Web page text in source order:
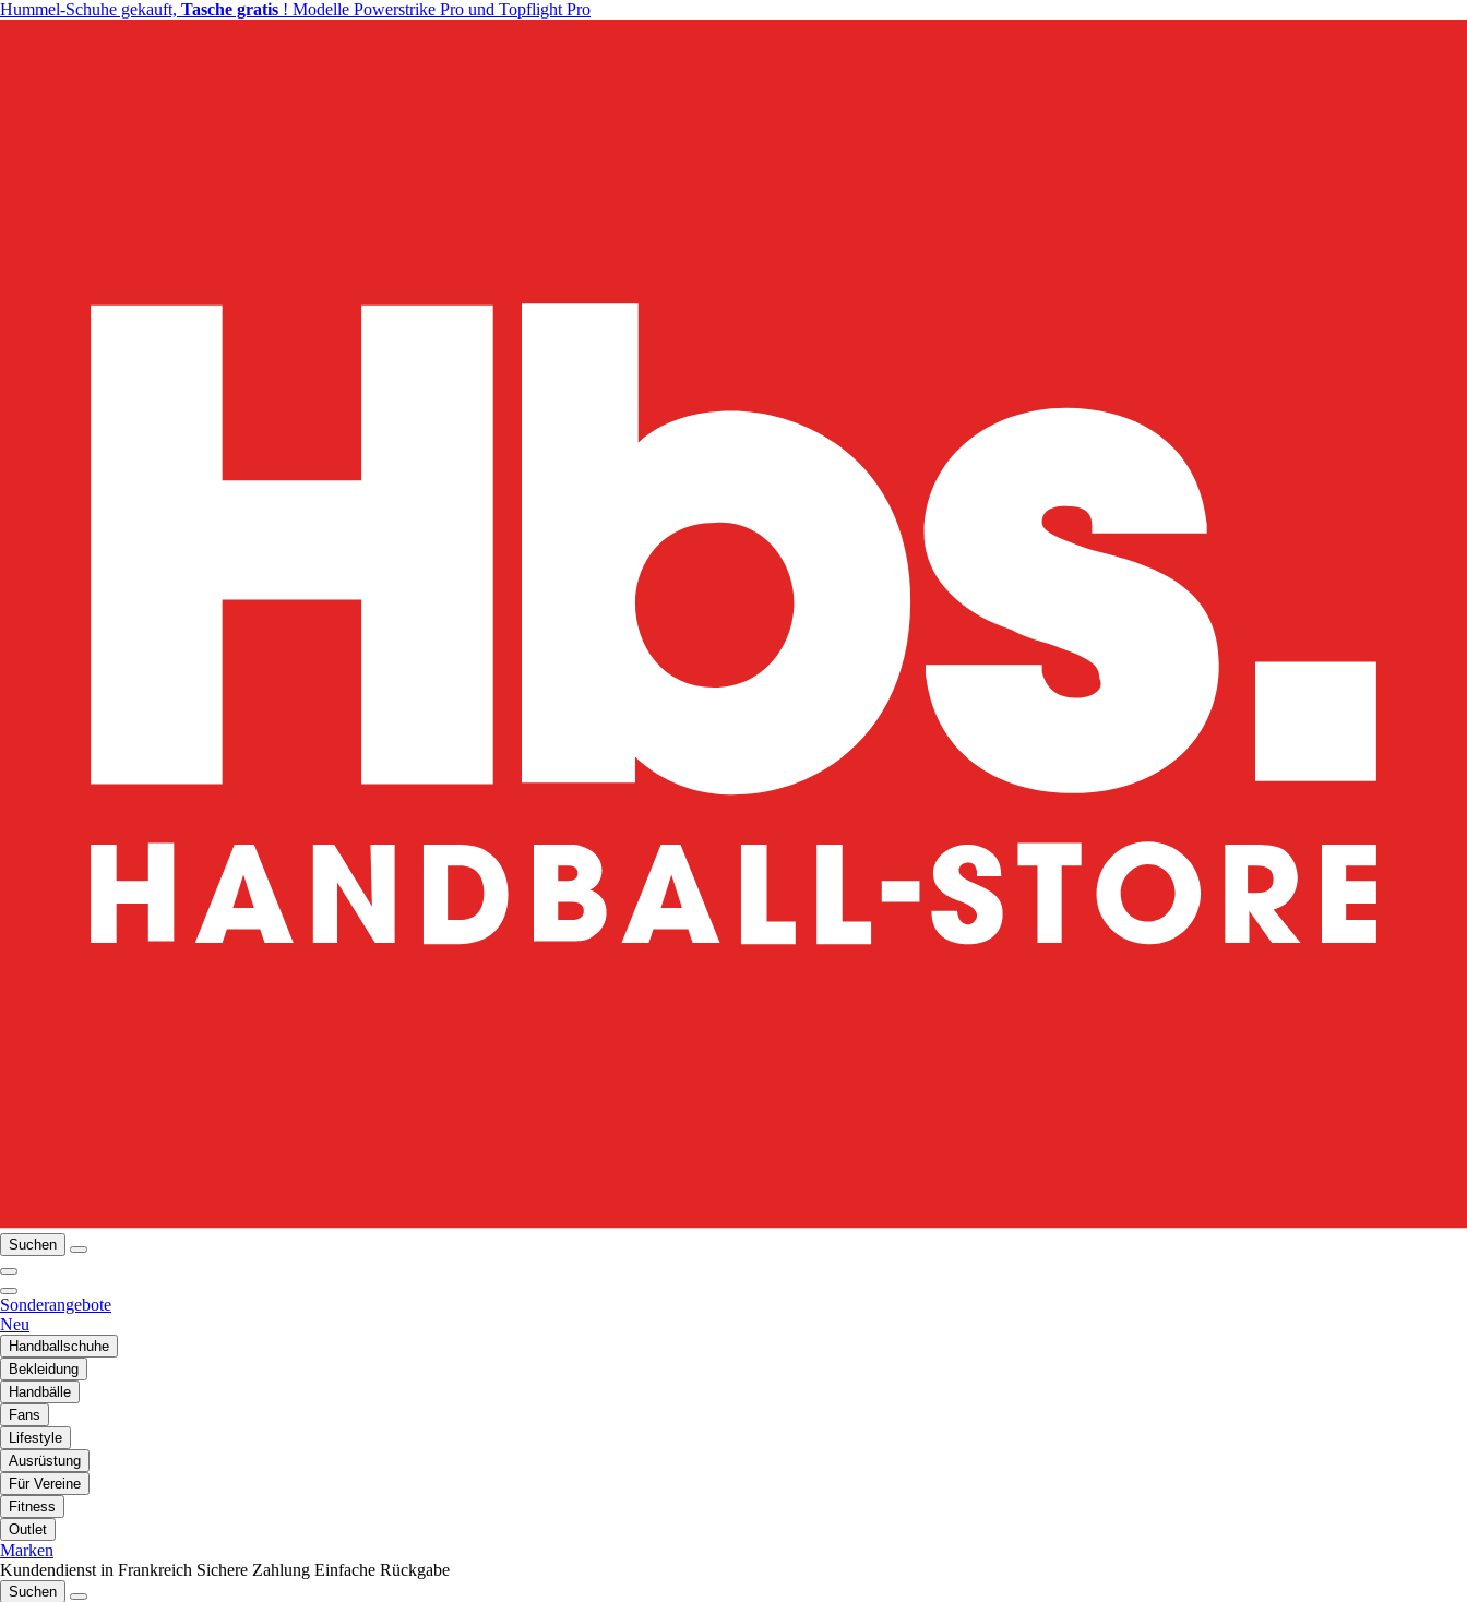
Hummel-Schuhe gekauft, Tasche gratis ! Modelle Powerstrike Pro und Topflight Pro
Suchen
Sonderangebote
Neu
Handballschuhe
Bekleidung
Handbälle
Fans
Lifestyle
Ausrüstung
Für Vereine
Fitness
Outlet
Marken
Kundendienst in Frankreich Sichere Zahlung Einfache Rückgabe
Suchen